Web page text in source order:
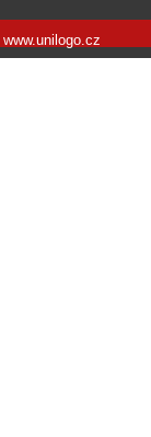
www.unilogo.cz